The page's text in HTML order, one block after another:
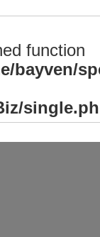
function
bayven/